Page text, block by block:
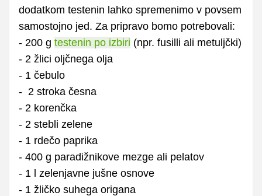
dodatkom testenin lahko spremenimo v povsem
samostojno jed. Za pripravo bomo potrebovali:
- 200 g testenin po izbiri (npr. fusilli ali metuljčki)
- 2 žlici oljčnega olja
- 1 čebulo
- 2 stroka česna
- 2 korenčka
- 2 stebli zelene
- 1 rdečo paprika
- 400 g paradižnikove mezge ali pelatov
- 1 l zelenjavne jušne osnove
- 1 žličko suhega origana